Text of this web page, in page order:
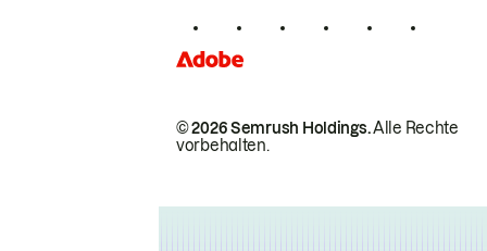
© 2026 Semrush Holdings.Alle Rechte
vorbehalten.